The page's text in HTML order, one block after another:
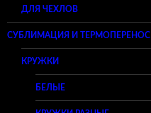
ДЛЯ ЧЕХЛОВ
СУБЛИМАЦИЯ И ТЕРМОПЕРЕНОС
КРУЖКИ
БЕЛЫЕ